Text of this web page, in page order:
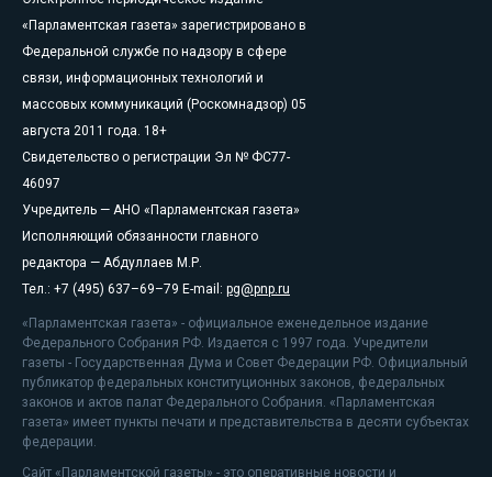
«Парламентская газета» зарегистрировано в
Федеральной службе по надзору в сфере
связи, информационных технологий и
массовых коммуникаций (Роскомнадзор) 05
августа 2011 года. 18+
Свидетельство о регистрации Эл № ФС77-
46097
Учредитель — АНО «Парламентская газета»
Исполняющий обязанности главного
редактора — Абдуллаев М.Р.
Тел.: +7 (495) 637–69–79 E-mail: pg@pnp.ru
«Парламентская газета» - официальное еженедельное издание
Федерального Собрания РФ. Издается с 1997 года. Учредители
газеты - Государственная Дума и Совет Федерации РФ. Официальный
публикатор федеральных конституционных законов, федеральных
законов и актов палат Федерального Собрания. «Парламентская
газета» имеет пункты печати и представительства в десяти субъектах
федерации.
Сайт «Парламентской газеты» - это оперативные новости и